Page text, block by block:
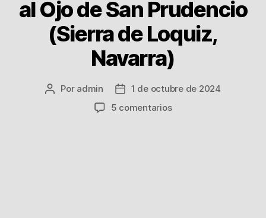
al Ojo de San Prudencio
(Sierra de Loquiz,
Navarra)
Autor
Por admin
Fecha1 de octubre de 2024
5 comentariosen